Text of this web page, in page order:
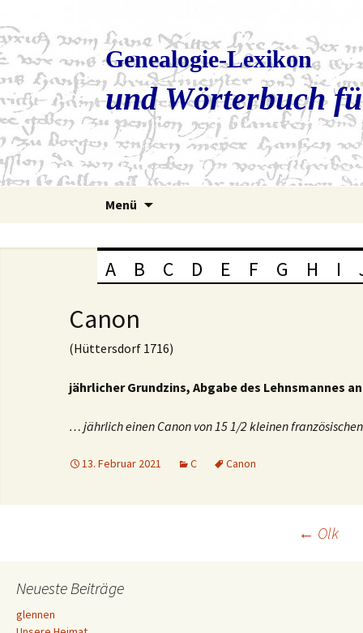
Genealogie-Lexikon
und Wörterbuch
Menü
A B C D E F G H I
Canon
(Hüttersdorf 1716)
jährlicher Grundzins, Abgabe des Lehnsmannes
… jährlich einen Canon von 15 1/2 kleinen
13. Februar 2021 C Canon
Navigation
← Olk
Neueste Beiträge
glennen